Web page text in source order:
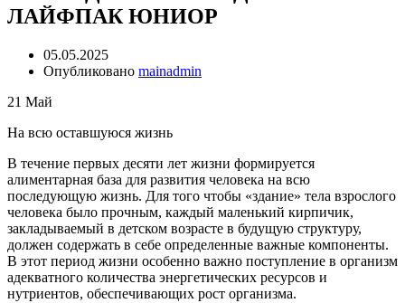
ЛАЙФПАК ЮНИОР
05.05.2025
Опубликовано mainadmin
21 Май
На всю оставшуюся жизнь
В течение первых десяти лет жизни формируется
алиментарная база для развития человека на всю
последующую жизнь. Для того чтобы «здание» тела взрослого
человека было прочным, каждый маленький кирпичик,
закладываемый в детском возрасте в будущую структуру,
должен содержать в себе определенные важные компоненты.
В этот период жизни особенно важно поступление в организм
адекватного количества энергетических ресурсов и
нутриентов, обеспечивающих рост организма.